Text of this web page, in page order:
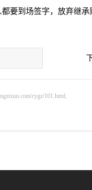
要到场签字，放弃继承
cygz/101.html;